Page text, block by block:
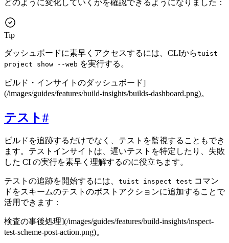
どのように変化していくかを確認できるようになりました：
Tip
ダッシュボードに素早くアクセスするには、CLIからtuist
project show --web を実行する。
ビルド・インサイトのダッシュボード]
(/images/guides/features/build-insights/builds-dashboard.png)。
テスト#
ビルドを追跡するだけでなく、テストを監視することもでき
ます。テストインサイトは、遅いテストを特定したり、失敗
した CI の実行を素早く理解するのに役立ちます。
テストの追跡を開始するには、 tuist inspect test コマン
ドをスキームのテストのポストアクションに追加することで
活用できます：
検査の事後処理](/images/guides/features/build-insights/inspect-
test-scheme-post-action.png)。